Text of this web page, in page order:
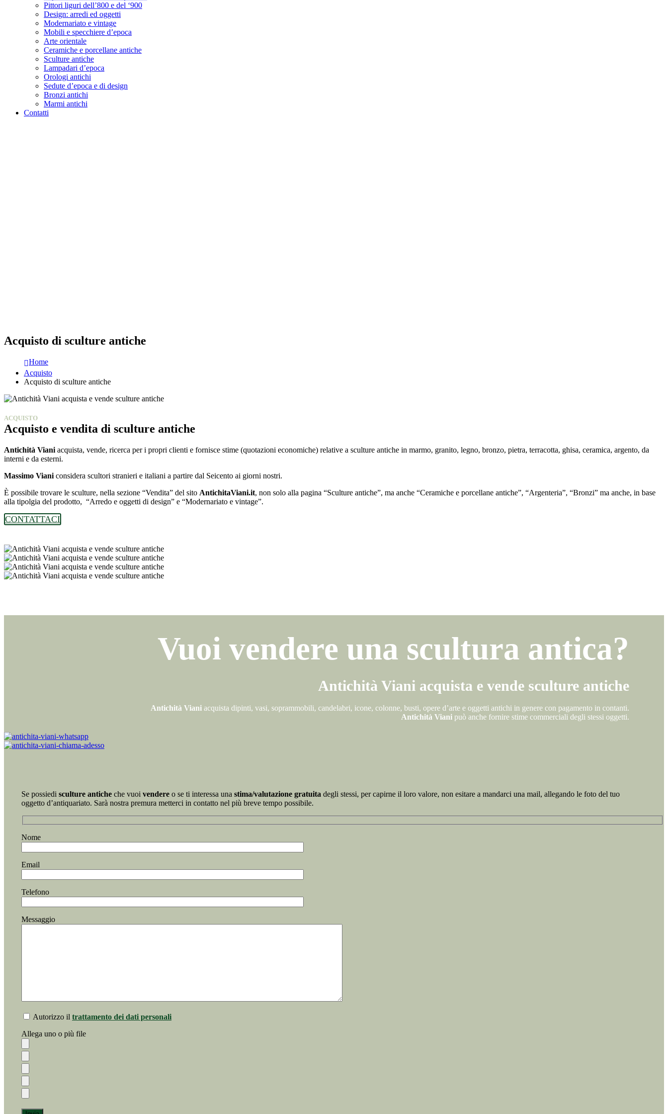
Pittori liguri dell’800 e del ‘900
Design: arredi ed oggetti
Modernariato e vintage
Mobili e specchiere d’epoca
Arte orientale
Ceramiche e porcellane antiche
Sculture antiche
Lampadari d’epoca
Orologi antichi
Sedute d’epoca e di design
Bronzi antichi
Marmi antichi
Contatti
Acquisto di sculture antiche
Home
Acquisto
Acquisto di sculture antiche
ACQUISTO
Acquisto e vendita di sculture antiche
Antichità Viani acquista, vende, ricerca per i propri clienti e fornisce stime (quotazioni economiche) relative a sculture antiche in marmo, granito, legno, bronzo, pietra, terracotta, ghisa, ceramica, argento, da
interni e da esterni.
Massimo Viani considera scultori stranieri e italiani a partire dal Seicento ai giorni nostri.
È possibile trovare le sculture, nella sezione “Vendita” del sito AntichitaViani.it, non solo alla pagina “Sculture antiche”, ma anche “Ceramiche e porcellane antiche”, “Argenteria”, “Bronzi” ma anche, in base
alla tipolgia del prodotto, “Arredo e oggetti di design” e “Modernariato e vintage”.
CONTATTACI
Vuoi vendere una scultura antica?
Antichità Viani acquista e vende sculture antiche
Antichità Viani acquista dipinti, vasi, soprammobili, candelabri, icone, colonne, busti, opere d’arte e oggetti antichi in genere con pagamento in contanti.
Antichità Viani può anche fornire stime commerciali degli stessi oggetti.
Se possiedi sculture antiche che vuoi vendere o se ti interessa una stima/valutazione gratuita degli stessi, per capirne il loro valore, non esitare a mandarci una mail, allegando le foto del tuo
oggetto d’antiquariato. Sarà nostra premura metterci in contatto nel più breve tempo possibile.
Nome
Email
Telefono
Messaggio
Autorizzo il trattamento dei dati personali
Allega uno o più file